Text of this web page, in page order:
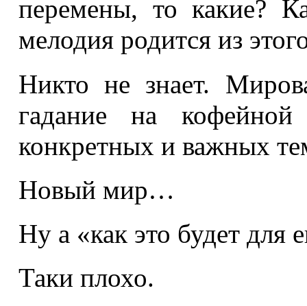
перемены, то какие?
мелодия родится из
Никто не знает.
гадание на
конкретных и важных
Новый мир…
Ну а «как это будет для
Таки плохо.